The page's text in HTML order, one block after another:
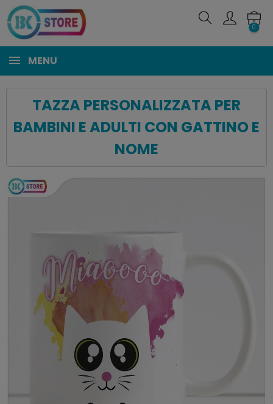
0
MENU
TAZZA PERSONALIZZATA PER
BAMBINI E ADULTI CON GATTINO E
NOME